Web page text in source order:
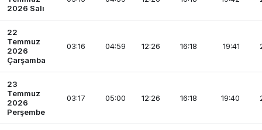
2026 Salı
22
Temmuz
2026
Çarşamba
03:16 04:59 12:26 16:18 19:41
23
Temmuz
2026
Perşembe
03:17 05:00 12:26 16:18 19:40